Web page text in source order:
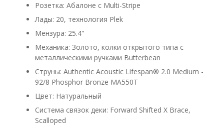
Розетка: Абалоне с Multi-Stripe
Лады: 20, технология Plek
Мензура: 25.4"
Механика: Золото, колки открытого типа с
металлическими ручками Butterbean
Струны: Authentic Acoustic Lifespan® 2.0 Medium -
92/8 Phosphor Bronze MA550T
Цвет: Натуральный
Система связок деки: Forward Shifted X Brace,
Scalloped